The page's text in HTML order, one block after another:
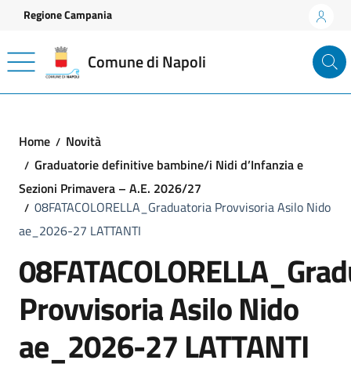
Vai ai contenuti
Vai al footer
Regione Campania
Comune di Napoli
Home
Novità
Graduatorie definitive bambine/i Nidi d’Infanzia e
Sezioni Primavera – A.E. 2026/27
08FATACOLORELLA_Graduatoria Provvisoria Asilo Nido
ae_2026-27 LATTANTI
Provvisoria Asilo Nido
ae_2026-27 LATTANTI